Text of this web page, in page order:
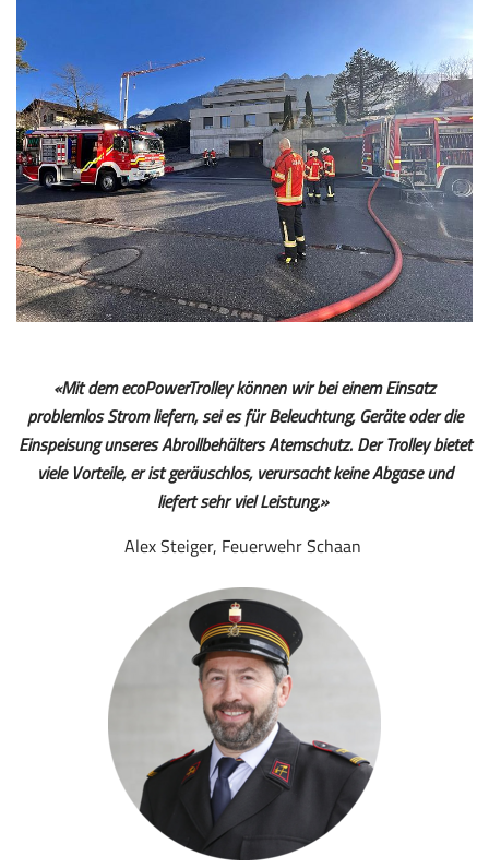
«Mit dem ecoPowerTrolley können wir bei einem Einsatz
problemlos Strom liefern, sei es für Beleuchtung, Geräte oder die
Einspeisung unseres Abrollbehälters Atemschutz. Der Trolley bietet
viele Vorteile, er ist geräuschlos, verursacht keine Abgase und
liefert sehr viel Leistung.»
Alex Steiger, Feuerwehr Schaan